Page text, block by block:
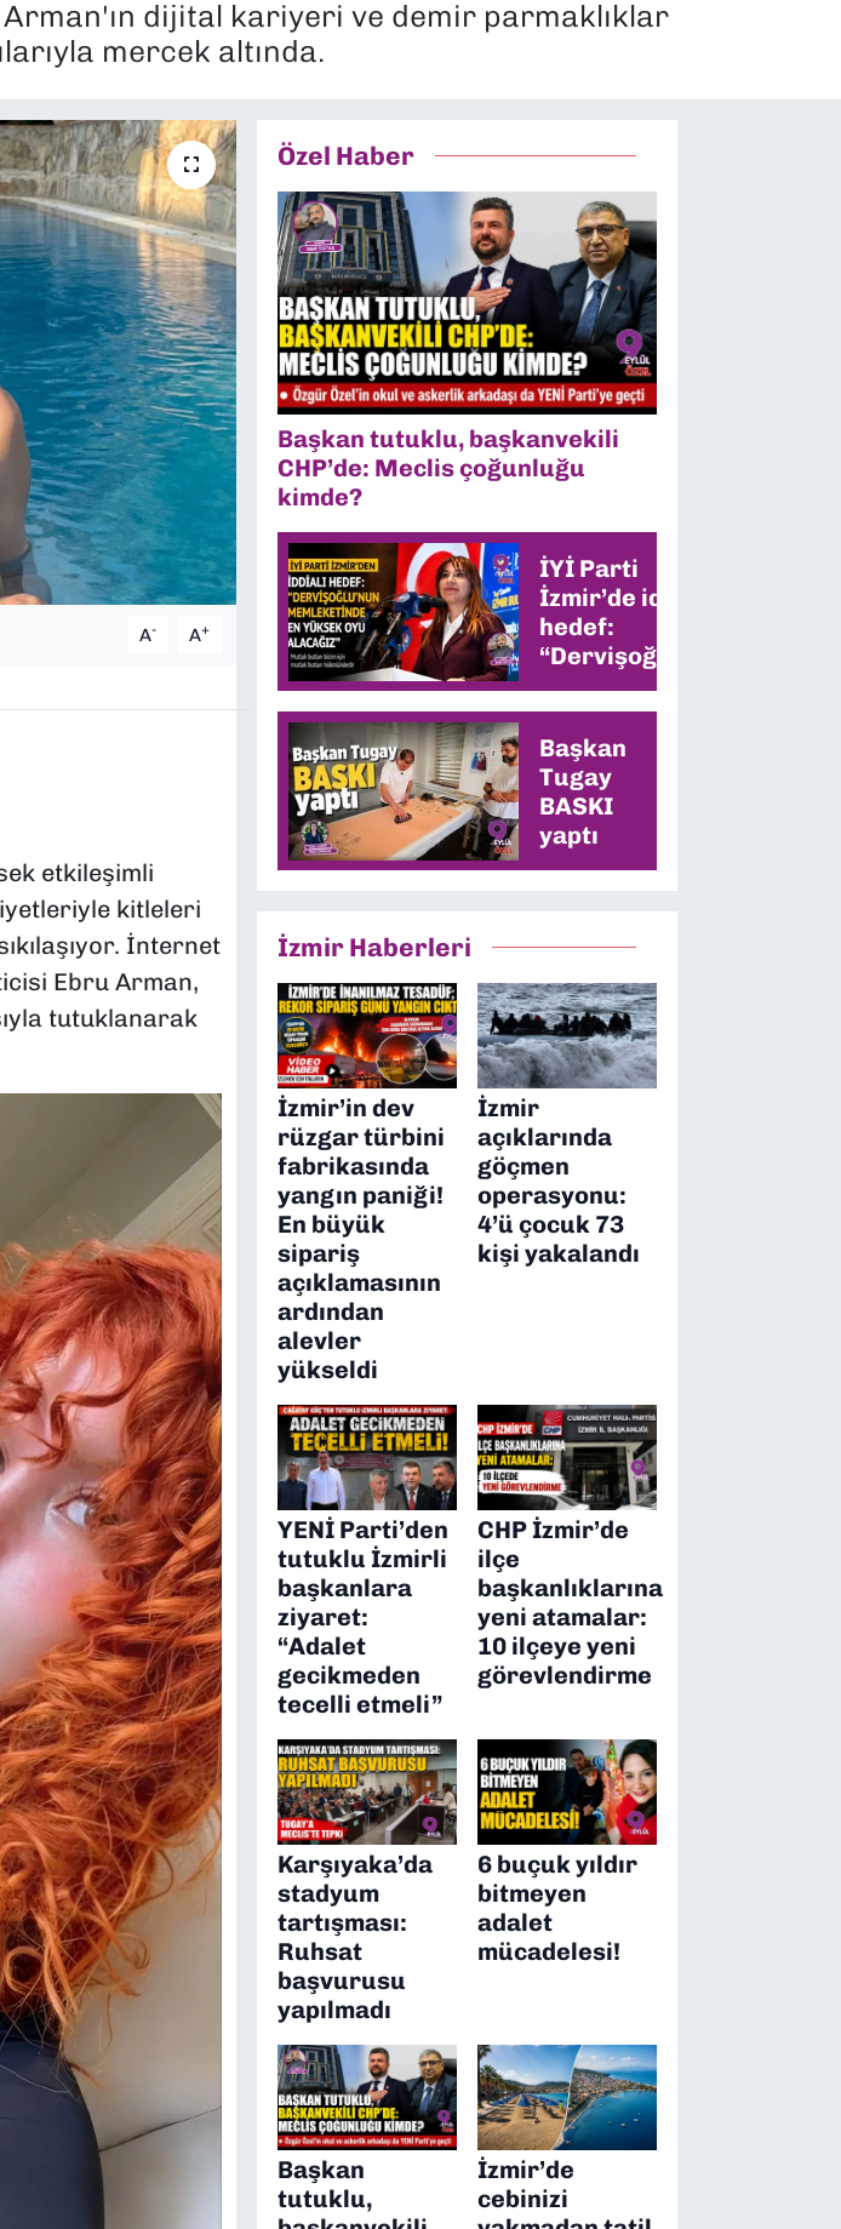
dijital kariyeri ve demir parmaklıklar
mercek altında.
A- A+
etkileşimli
kitleleri
İnternet
Ebru Arman,
tutuklanarak
Özel Haber
Başkan tutuklu, başkanvekili
CHP’de: Meclis çoğunluğu
kimde?
İYİ Parti
İzmir’de iddialı
hedef:
“Dervişoğlu’nun
memleketinde
en yüksek oyu
alacağız”
Başkan
Tugay
BASKI
yaptı
İzmir Haberleri
İzmir’in dev
rüzgar türbini
fabrikasında
yangın paniği!
En büyük
sipariş
açıklamasının
ardından
alevler
yükseldi
İzmir
açıklarında
göçmen
operasyonu:
4’ü çocuk 73
kişi yakalandı
YENİ Parti’den
tutuklu İzmirli
başkanlara
ziyaret:
“Adalet
gecikmeden
tecelli etmeli”
CHP İzmir’de
ilçe
başkanlıklarına
yeni atamalar:
10 ilçeye yeni
görevlendirme
Karşıyaka’da
stadyum
tartışması:
Ruhsat
başvurusu
yapılmadı
6 buçuk yıldır
bitmeyen
adalet
mücadelesi!
Başkan
tutuklu,
İzmir’de
cebinizi